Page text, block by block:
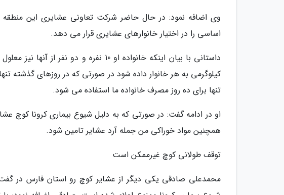
وی اضافه نمود: در حال حاضر شرکت تعاونی عشایری این منطقه
اساسی را در اختیار خانوارهای عشایری قرار می دهد.
کیلوگرمی به هر خانوار داده شود در صورتی که در روزهای گذشته
تنها برای ده روز مصرف خانواده ما استفاده می شود.
او در ادامه گفت: در صورتی که به دلیل شیوع بیماری کرونا کوچ
همچنین مواد خوراکی من جمله آرد عشایر تامین شود.
توقف طولانی کوچ غیرممکن است
محمدعلی صادقی یکی دیگر از عشایر کوچ رو استان فارس در گفت